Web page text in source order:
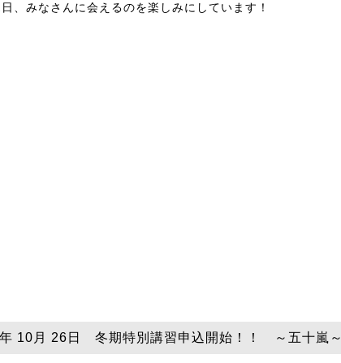
、みなさんに会えるのを楽しみにしています！
10月 26日 冬期特別講習申込開始！！ ～五十嵐～